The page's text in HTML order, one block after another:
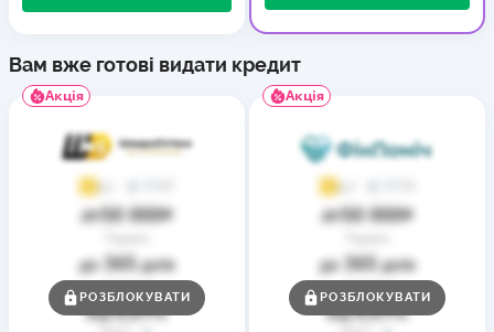
Вам вже готові видати кредит
Акція
4,1
до50 000₴
до 365днів
Ставка
від0,01%
РОЗБЛОКУВАТИ
Акція
4,7
до50 000₴
до 365днів
Ставка
від0,01%
РОЗБЛОКУВАТИ